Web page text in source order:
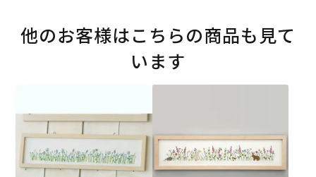
他のお客様はこちらの商品も見て
います